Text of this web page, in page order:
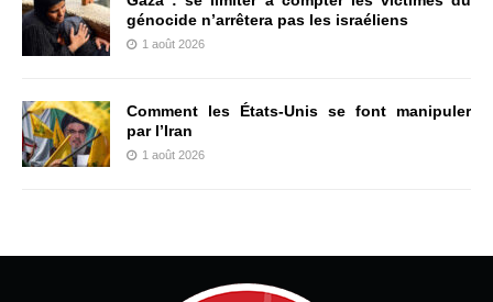
génocide n’arrêtera pas les israéliens
1 août 2026
Comment les États-Unis se font manipuler
par l’Iran
1 août 2026